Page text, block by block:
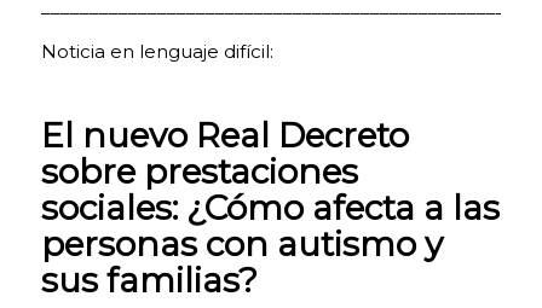
Noticia en lenguaje difícil:
El nuevo Real Decreto
sobre prestaciones
sociales: ¿Cómo afecta a las
personas con autismo y
sus familias?
publicitaria, sino
sirven para que
mejor,
adaptándose a
nuestros
usuarios en
general.
Activándolas
contribuirás a
dicha mejora